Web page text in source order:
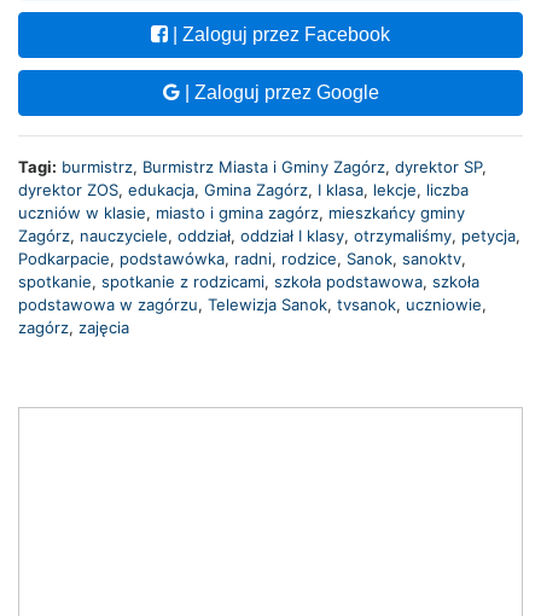
| Zaloguj przez Facebook
| Zaloguj przez Google
Tagi: burmistrz, Burmistrz Miasta i Gminy Zagórz, dyrektor SP,
dyrektor ZOS, edukacja, Gmina Zagórz, I klasa, lekcje, liczba
uczniów w klasie, miasto i gmina zagórz, mieszkańcy gminy
Zagórz, nauczyciele, oddział, oddział I klasy, otrzymaliśmy, petycja,
Podkarpacie, podstawówka, radni, rodzice, Sanok, sanoktv,
spotkanie, spotkanie z rodzicami, szkoła podstawowa, szkoła
podstawowa w zagórzu, Telewizja Sanok, tvsanok, uczniowie,
zagórz, zajęcia